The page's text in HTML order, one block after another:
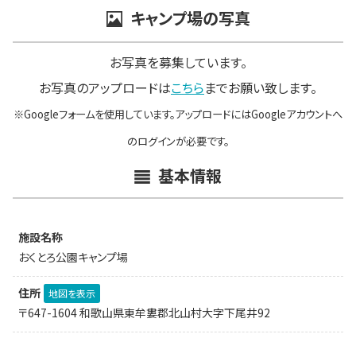
キャンプ場の写真
お写真を募集しています。
お写真のアップロードはこちらまでお願い致します。
※Googleフォームを使用しています。アップロードにはGoogleアカウントへ
のログインが必要です。
基本情報
施設名称
おくとろ公園キャンプ場
住所 地図を表示
〒647-1604 和歌山県東牟婁郡北山村大字下尾井92